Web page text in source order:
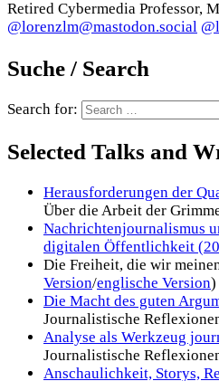
Retired Cybermedia Professor,
@lorenzlm@mastodon.social
Suche / Search
Search for:
Selected Talks and
Herausforderungen der
Über die Arbeit der
Nachrichtenjournalismus
digitalen Öffentlichkeit
Die Freiheit, die wir
Version/englische Version)
Die Macht des guten
Journalistische
Analyse als Werkzeug
Journalistische
Anschaulichkeit, Storys,